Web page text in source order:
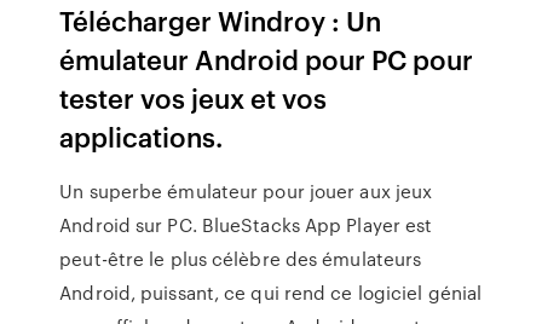
Télécharger Windroy : Un
émulateur Android pour PC pour
tester vos jeux et vos
applications.
Un superbe émulateur pour jouer aux jeux
Android sur PC. BlueStacks App Player est
peut-être le plus célèbre des émulateurs
Android, puissant, ce qui rend ce logiciel génial